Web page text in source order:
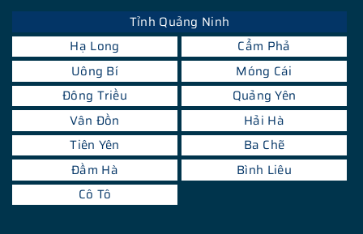
Tỉnh Quảng Ninh
Hạ Long
Cẩm Phả
Uông Bí
Móng Cái
Đông Triều
Quảng Yên
Vân Đồn
Hải Hà
Tiên Yên
Ba Chẽ
Đầm Hà
Bình Liêu
Cô Tô